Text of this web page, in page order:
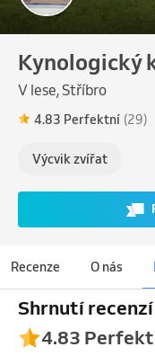
Kynologický
V lese, Stříbro
4.83 Perfektní (29)
Výcvik zvířat
Recenze O nás
Shrnutí recenzí
4.83